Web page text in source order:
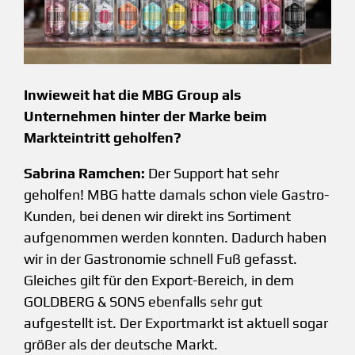
Inwieweit hat die MBG Group als
Unternehmen hinter der Marke beim
Markteintritt geholfen?
Sabrina Ramchen: Der Support hat sehr
geholfen! MBG hatte damals schon viele Gastro-
Kunden, bei denen wir direkt ins Sortiment
aufgenommen werden konnten. Dadurch haben
wir in der Gastronomie schnell Fuß gefasst.
Gleiches gilt für den Export-Bereich, in dem
GOLDBERG & SONS ebenfalls sehr gut
aufgestellt ist. Der Exportmarkt ist aktuell sogar
größer als der deutsche Markt.